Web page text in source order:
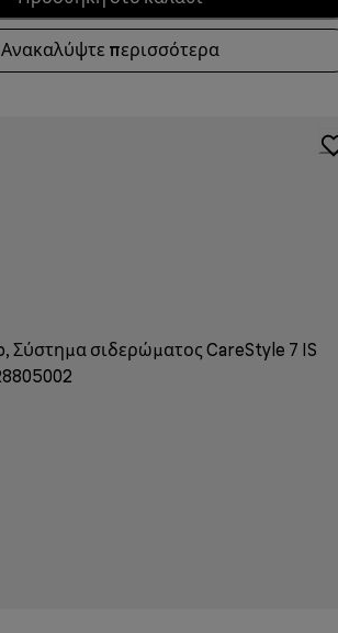
Ανακαλύψτε περισσότερα